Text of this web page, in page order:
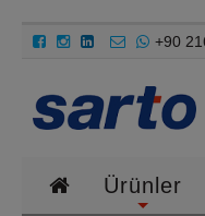
+90
Ürünler